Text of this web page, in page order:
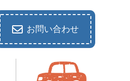
お問い合わせ